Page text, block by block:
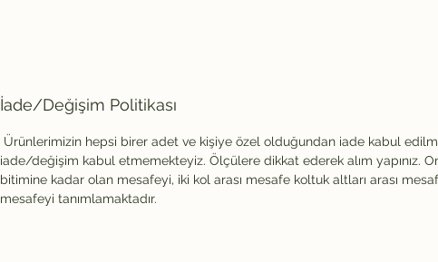
İade/Değişim Politikası
Ürünlerimizin hepsi birer adet ve kişiye özel olduğundan iade kabul
iade/değişim kabul etmemekteyiz. Ölçülere dikkat ederek alım yapınız.
bitimine kadar olan mesafeyi, iki kol arası mesafe koltuk altları arası
mesafeyi tanımlamaktadır.